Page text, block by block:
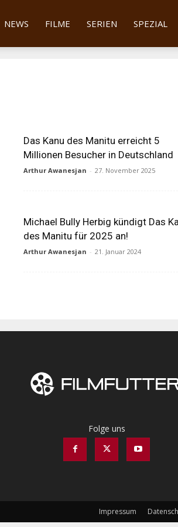
NEWS FILME SERIEN SPEZIAL
Das Kanu des Manitu erreicht 5
Millionen Besucher in Deutschland
Arthur Awanesjan - 27. November 2025
Michael Bully Herbig kündigt Das
des Manitu für 2025 an!
Arthur Awanesjan - 21. Januar 2024
Folge uns
Impressum